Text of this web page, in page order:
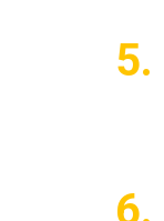
5.
6.